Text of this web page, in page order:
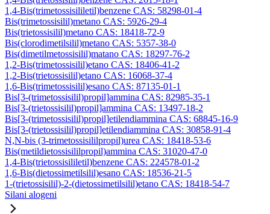
1,4-Bis(trimetossisililetil)benzene CAS: 58298-01-4
Bis(trimetossisilil)metano CAS: 5926-29-4
Bis(trietossisilil)metano CAS: 18418-72-9
Bis(clorodimetilsilil)metano CAS: 5357-38-0
Bis(dimetilmetossisilil)matano CAS: 18297-76-2
1,2-Bis(trimetossisilil)etano CAS: 18406-41-2
1,2-Bis(trietossisilil)etano CAS: 16068-37-4
1,6-Bis(trimetossisilil)esano CAS: 87135-01-1
Bis[3-(trimetossisilil)propil]ammina CAS: 82985-35-1
Bis[3-(trietossisilil)propil]ammina CAS: 13497-18-2
Bis[3-(trimetossisilil)propil]etilendiammina CAS: 68845-16-9
Bis[3-(trietossisilil)propil]etilendiammina CAS: 30858-91-4
N,N-bis (3-trimetossisililpropil)urea CAS: 18418-53-6
Bis(metildietossisililpropil)ammina CAS: 31020-47-0
1,4-Bis(trietossisililetil)benzene CAS: 224578-01-2
1,6-Bis(dietossimetilsilil)esano CAS: 18536-21-5
1-(trietossisilil)-2-(dietossimetilsilil)etano CAS: 18418-54-7
Silani alogeni